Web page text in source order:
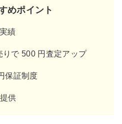
めポイント
績
で 500 円査定アップ
保証制度
供